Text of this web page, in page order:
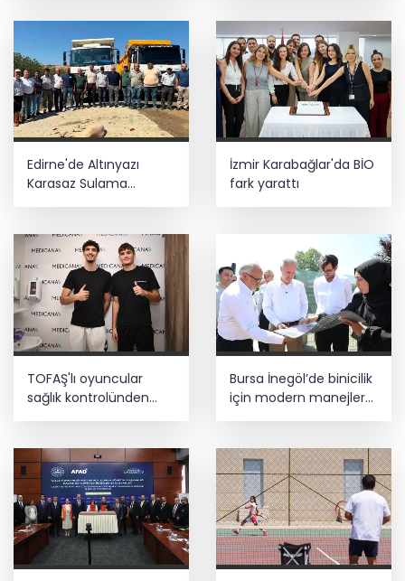
30 ilde DEAŞ'a 104 gözaltı!
Edirne'de Altınyazı
Karasaz Sulama
Kooperatifi'ne güçlü
İzmir Karabağlar'da BİO
fark yarattı
TOFAŞ'lı oyuncular
sağlık kontrolünden
Bursa İnegöl’de binicilik
için modern manejler